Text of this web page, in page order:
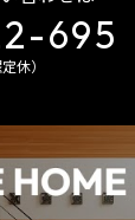
695
休）